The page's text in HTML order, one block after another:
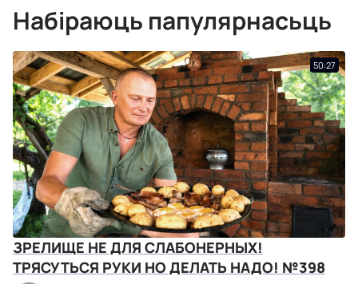
Набіраюць папулярнасьць
50:27
ЗРЕЛИЩЕ НЕ ДЛЯ СЛАБОНЕРНЫХ!
ТРЯСУТЬСЯ РУКИ НО ДЕЛАТЬ НАДО! №398